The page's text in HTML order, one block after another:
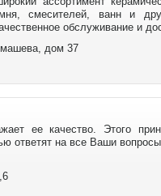
смесителей, ванн и
обслуживание и
дом 37
ее качество. Этого
ответят на все Ваши